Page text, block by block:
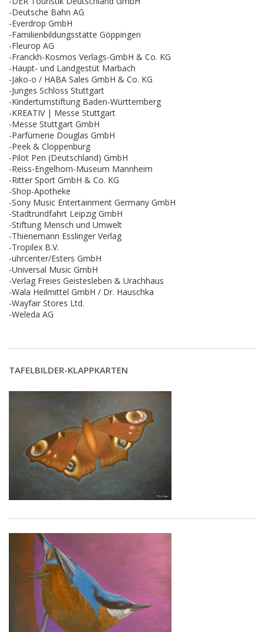
-Deutsche Bahn AG
-Everdrop GmbH
-Familienbildungsstätte Göppingen
-Fleurop AG
-Franckh-Kosmos Verlags-GmbH & Co. KG
-Haupt- und Landgestüt Marbach
-Jako-o / HABA Sales GmbH & Co. KG
-Junges Schloss Stuttgart
-Kinderturnstiftung Baden-Württemberg
-KREATIV | Messe Stuttgart
-Messe Stuttgart GmbH
-Parfümerie Douglas GmbH
-Peek & Cloppenburg
-Pilot Pen (Deutschland) GmbH
-Reiss-Engelhorn-Museum Mannheim
-Ritter Sport GmbH & Co. KG
-Shop-Apotheke
-Sony Music Entertainment Germany GmbH
-Stadtrundfahrt Leipzig GmbH
-Stiftung Mensch und Umwelt
-Thienemann Esslinger Verlag
-Tropilex B.V.
-uhrcenter/Esters GmbH
-Universal Music GmbH
-Verlag Freies Geistesleben & Urachhaus
-Wala Heilmittel GmbH / Dr. Hauschka
-Wayfair Stores Ltd.
-Weleda AG
TAFELBILDER-KLAPPKARTEN